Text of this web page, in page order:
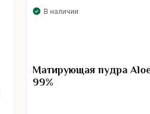
В наличии
Матирующая пудра
99%